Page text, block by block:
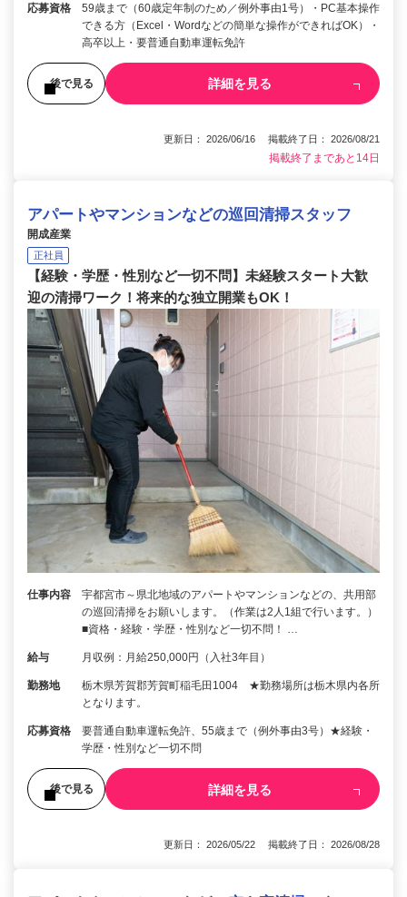
応募資格
59歳まで（60歳定年制のため／例外事由1号）・PC基本操作
できる方（Excel・Wordなどの簡単な操作ができればOK）・
高卒以上・要普通自動車運転免許
後で見る 詳細を見る
更新日： 2026/06/16 掲載終了日： 2026/08/21
掲載終了まであと14日
アパートやマンションなどの巡回清掃スタッフ
開成産業
正社員
【経験・学歴・性別など一切不問】未経験スタート大歓
迎の清掃ワーク！将来的な独立開業もOK！
仕事内容
宇都宮市～県北地域のアパートやマンションなどの、共用部
の巡回清掃をお願いします。（作業は2人1組で行います。）
■資格・経験・学歴・性別など一切不問！ …
給与 月収例：月給250,000円（入社3年目）
勤務地
栃木県芳賀郡芳賀町稲毛田1004 ★勤務場所は栃木県内各所
となります。
応募資格
要普通自動車運転免許、55歳まで（例外事由3号）★経験・
学歴・性別など一切不問
後で見る 詳細を見る
更新日： 2026/05/22 掲載終了日： 2026/08/28